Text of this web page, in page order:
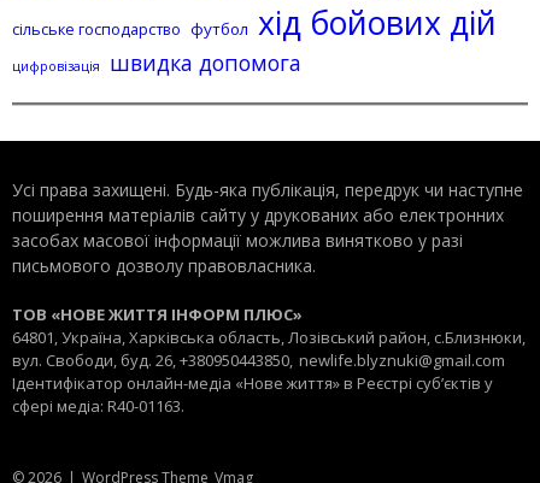
сільське господарство футбол хід бойових дій
цифровізація швидка допомога
Усі права захищені. Будь-яка публiкацiя, передрук чи наступне
поширення матеріалів сайту у друкованих або електронних
засобах масової інформації можлива винятково у разі
письмового дозволу правовласника.
ТОВ «НОВЕ ЖИТТЯ ІНФОРМ ПЛЮС»
64801, Україна, Харківська область, Лозівський район, с.Близнюки,
вул. Свободи, буд. 26, +380950443850, newlife.blyznuki@gmail.com
Ідентифікатор онлайн-медіа «Нове життя» в Реєстрі суб’єктів у
сфері медіа: R40-01163.
© 2026 | WordPress Theme Vmag